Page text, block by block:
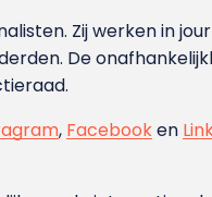
Zij werken in
De
, Facebooken